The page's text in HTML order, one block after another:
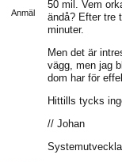
Anmäl
50 mil. Vem
ändå? Efter tre
minuter.
Men det är
vägg, men jag
dom har för
Hittills tycks
// Johan